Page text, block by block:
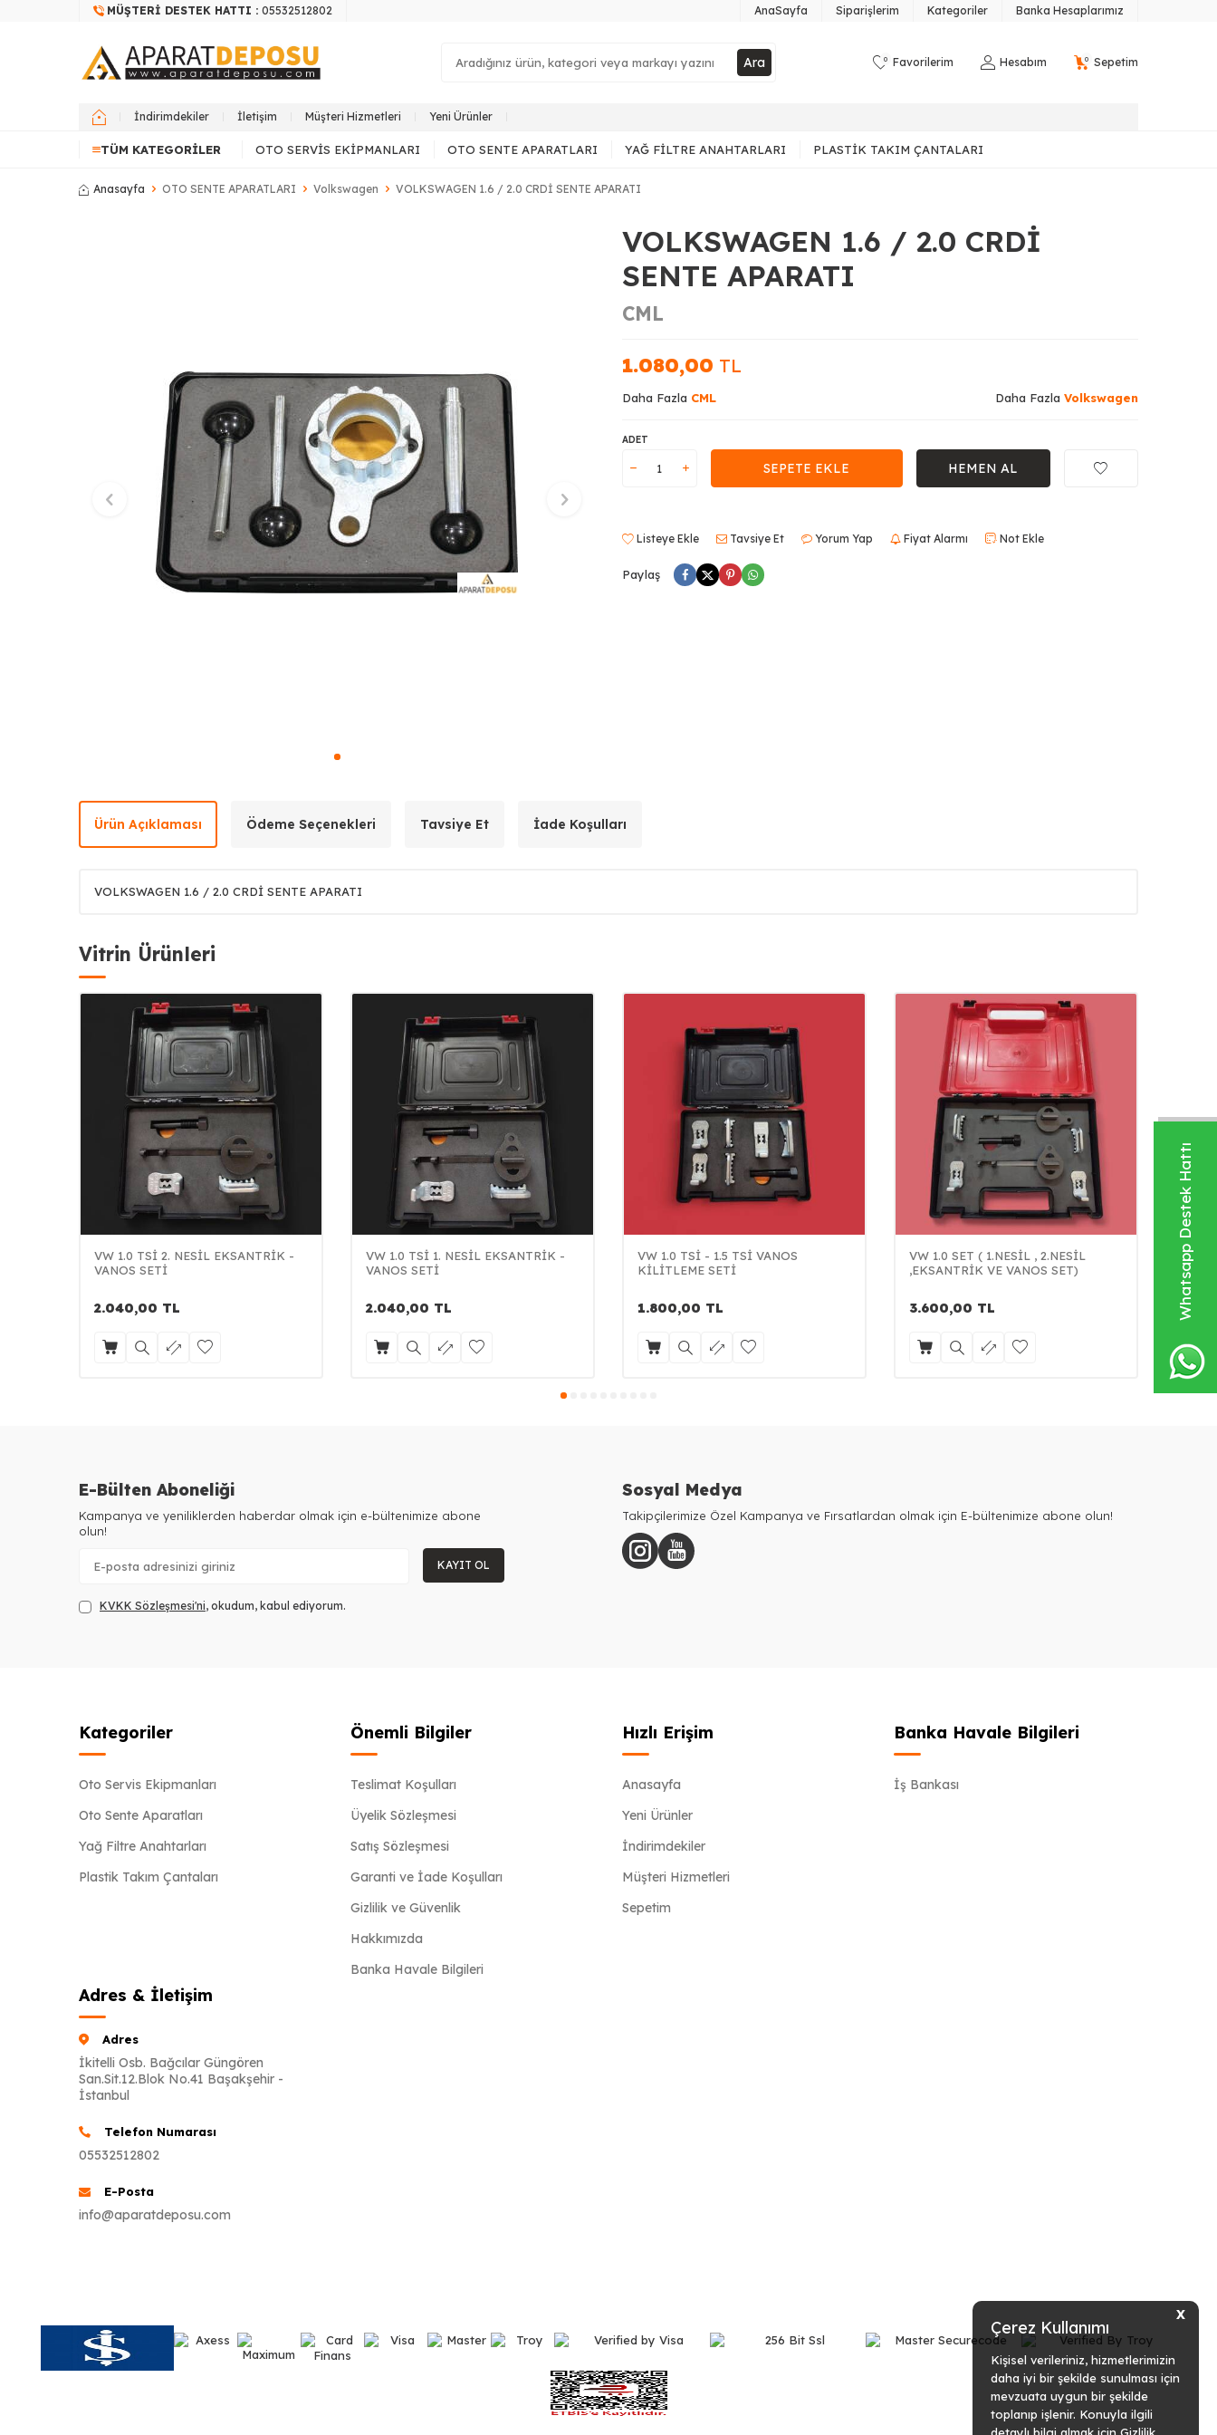
Whatsapp Destek Hattı
X
Çerez Kullanımı
Kişisel verileriniz, hizmetlerimizin
daha iyi bir şekilde sunulması için
mevzuata uygun bir şekilde
toplanıp işlenir. Konuyla ilgili
MÜŞTERI DESTEK HATTI : 05532512802 AnaSayfa Siparişlerim Kategoriler Banka Hesaplarımız
Ara 0 Favorilerim Hesabım 0 Sepetim
İndirimdekiler İletişim Müşteri Hizmetleri Yeni Ürünler
TÜM KATEGORILER OTO SERVIS EKIPMANLARI OTO SENTE APARATLARI YAĞ FILTRE ANAHTARLARI PLASTIK TAKIM ÇANTALARI
Anasayfa OTO SENTE APARATLARI Volkswagen VOLKSWAGEN 1.6 / 2.0 CRDİ SENTE APARATI
VOLKSWAGEN 1.6 / 2.0 CRDİ
SENTE APARATI
CML
1.080,00 TL
Daha Fazla CML Daha Fazla Volkswagen
ADET
SEPETE EKLE HEMEN AL
Listeye Ekle Tavsiye Et Yorum Yap Fiyat Alarmı Not Ekle
Paylaş
Ürün Açıklaması Ödeme Seçenekleri Tavsiye Et İade Koşulları
VOLKSWAGEN 1.6 / 2.0 CRDİ SENTE APARATI
Vitrin Ürünleri
VW 1.0 TSİ 2. NESİL EKSANTRİK -
VANOS SETİ
2.040,00 TL
VW 1.0 TSİ 1. NESİL EKSANTRİK -
VANOS SETİ
2.040,00 TL
VW 1.0 TSİ - 1.5 TSİ VANOS
KİLİTLEME SETİ
1.800,00 TL
VW 1.0 SET ( 1.NESİL , 2.NESİL
,EKSANTRİK VE VANOS SET)
3.600,00 TL
E-Bülten Aboneliği
Kampanya ve yeniliklerden haberdar olmak için e-bültenimize abone
olun!
KAYIT OL
KVKK Sözleşmesi'ni, okudum, kabul ediyorum.
Sosyal Medya
Takipçilerimize Özel Kampanya ve Fırsatlardan olmak için E-bültenimize abone olun!
Kategoriler
Oto Servis Ekipmanları
Oto Sente Aparatları
Yağ Filtre Anahtarları
Plastik Takım Çantaları
Önemli Bilgiler
Teslimat Koşulları
Üyelik Sözleşmesi
Satış Sözleşmesi
Garanti ve İade Koşulları
Gizlilik ve Güvenlik
Hakkımızda
Banka Havale Bilgileri
Hızlı Erişim
Anasayfa
Yeni Ürünler
İndirimdekiler
Müşteri Hizmetleri
Sepetim
Banka Havale Bilgileri
İş Bankası
Adres & İletişim
Adres
İkitelli Osb. Bağcılar Güngören
San.Sit.12.Blok No.41 Başakşehir -
İstanbul
Telefon Numarası
05532512802
E-Posta
info@aparatdeposu.com